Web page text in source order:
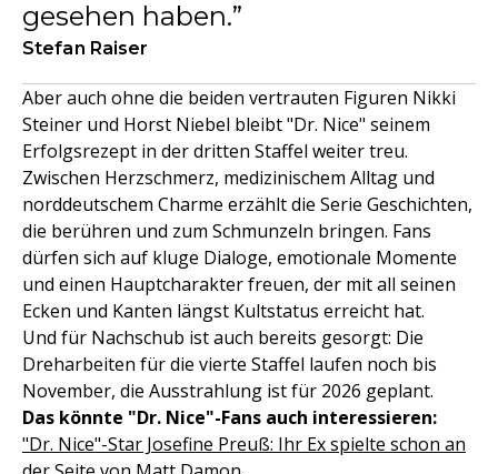
gesehen haben.
Stefan Raiser
Aber auch ohne die beiden vertrauten Figuren Nikki
Steiner und Horst Niebel bleibt "Dr. Nice" seinem
Erfolgsrezept in der dritten Staffel weiter treu.
Zwischen Herzschmerz, medizinischem Alltag und
norddeutschem Charme erzählt die Serie Geschichten,
die berühren und zum Schmunzeln bringen. Fans
dürfen sich auf kluge Dialoge, emotionale Momente
und einen Hauptcharakter freuen, der mit all seinen
Ecken und Kanten längst Kultstatus erreicht hat.
Und für Nachschub ist auch bereits gesorgt: Die
Dreharbeiten für die vierte Staffel laufen noch bis
November, die Ausstrahlung ist für 2026 geplant.
Das könnte "Dr. Nice"-Fans auch interessieren:
"Dr. Nice"-Star Josefine Preuß: Ihr Ex spielte schon an